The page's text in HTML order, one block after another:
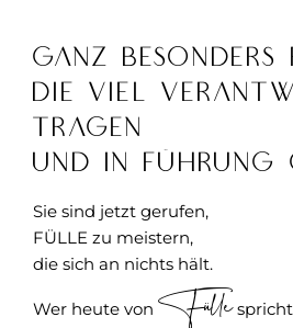
Ganz
die viel
tragen
und in Führung
Sie sind jetzt gerufen,
FÜLLE zu meistern,
die sich an nichts hält.
Wer heute von Füllespricht